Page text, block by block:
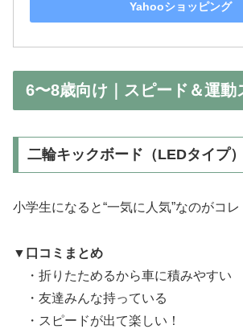
Yahooショッピング
6〜8歳向け｜スピード＆運動
二輪キックボード（LEDタイプ）
小学生になると“一気に人気”なのがコレ
▼ 口コミまとめ
・折りたためるから車に積みやすい
・友達みんな持っている
・スピードが出て楽しい！